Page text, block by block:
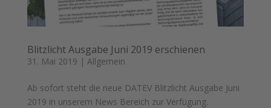
Blitzlicht Ausgabe Juni 2019 erschienen
31. Mai 2019 | Allgemein
Ab sofort steht die neue DATEV Blitzlicht Ausgabe Juni
2019 in unserem News Bereich zur Verfügung.